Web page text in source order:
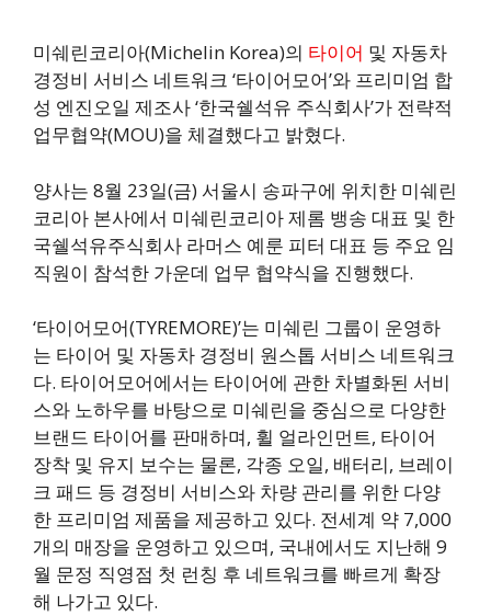
미쉐린코리아(Michelin Korea)의 타이어 및 자동차
경정비 서비스 네트워크 ‘타이어모어’와 프리미엄 합
성 엔진오일 제조사 ‘한국쉘석유 주식회사’가 전략적
업무협약(MOU)을 체결했다고 밝혔다.
양사는 8월 23일(금) 서울시 송파구에 위치한 미쉐린
코리아 본사에서 미쉐린코리아 제롬 뱅송 대표 및 한
국쉘석유주식회사 라머스 예룬 피터 대표 등 주요 임
직원이 참석한 가운데 업무 협약식을 진행했다.
‘타이어모어(TYREMORE)’는 미쉐린 그룹이 운영하
는 타이어 및 자동차 경정비 원스톱 서비스 네트워크
다. 타이어모어에서는 타이어에 관한 차별화된 서비
스와 노하우를 바탕으로 미쉐린을 중심으로 다양한
브랜드 타이어를 판매하며, 휠 얼라인먼트, 타이어
장착 및 유지 보수는 물론, 각종 오일, 배터리, 브레이
크 패드 등 경정비 서비스와 차량 관리를 위한 다양
한 프리미엄 제품을 제공하고 있다. 전세계 약 7,000
개의 매장을 운영하고 있으며, 국내에서도 지난해 9
월 문정 직영점 첫 런칭 후 네트워크를 빠르게 확장
해 나가고 있다.